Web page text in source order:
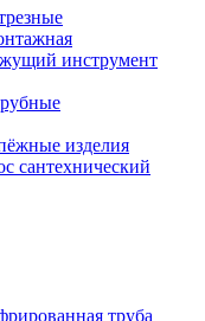
инструмент
изделия
сантехнический
труба